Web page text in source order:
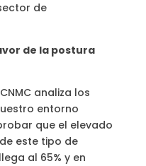
de
de la postura
analiza los
entorno
que el elevado
este tipo de
al 65% y en